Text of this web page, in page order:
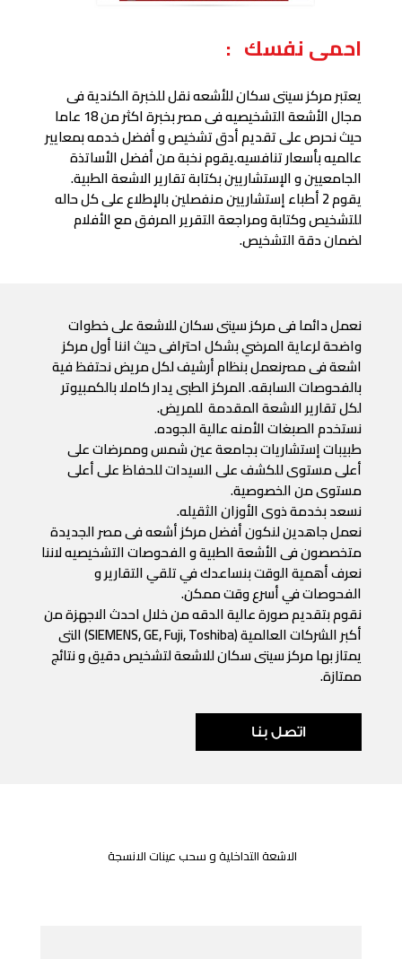
احمى نفسك :
يعتبر مركز سيتى سكان للأشعه نقل للخبرة الكندية فى
مجال الأشعة التشخيصيه فى مصر بخبرة اكثر من 18 عاما
حيث نحرص على تقديم أدق تشخيص و أفضل خدمه بمعايير
عالميه بأسعار تنافسيه.يقوم نخبة من أفضل الأساتذة
الجامعيين و الإستشاريين بكتابة تقارير الاشعة الطبية.
يقوم 2 أطباء إستشاريين منفصلين بالإطلاع على كل حاله
للتشخيص وكتابة ومراجعة التقرير المرفق مع الأفلام
لضمان دقة التشخيص.
​نعمل دائما فى مركز سيتى سكان للاشعة على خطوات
واضحة لرعاية المرضي بشكل احترافى حيث اننا أول مركز
اشعة فى مصرنعمل بنظام أرشيف لكل مريض نحتفظ فية
بالفحوصات السابقه. المركز الطبى يدار كاملا بالكمبيوتر
لكل تقارير الاشعة المقدمة للمريض.
نستخدم الصبغات الأمنه عالية الجوده.
طبيبات إستشاريات بجامعة عين شمس وممرضات على
أعلى مستوى للكشف على السيدات للحفاظ على أعلى
مستوى من الخصوصية.
نسعد بخدمة ذوى الأوزان الثقيله.
نعمل جاهدين لنكون أفضل مركز أشعه فى مصر الجديدة
متخصصون فى الأشعة الطبية و الفحوصات التشخيصيه لاننا
نعرف أهمية الوقت بنساعدك في تلقي التقارير و
الفحوصات في أسرع وقت ممكن.
نقوم بتقديم صورة عالية الدقه من خلال احدث الاجهزة من
أكبر الشركات العالمية (SIEMENS, GE, Fuji, Toshiba) التى
يمتاز بها مركز سيتى سكان للاشعة لتشخيص دقيق و نتائج
ممتازة.
اتصل بنا
الاشعة التداخلية و سحب عينات الانسجة